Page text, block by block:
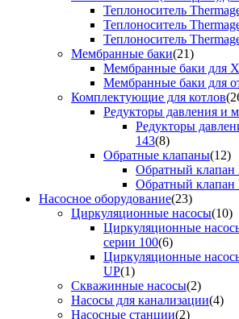
Теплоноситель
Теплоноситель
Теплоноситель
Мембранные баки(21)
Мембранные баки для
Мембранные баки для
Комплектующие для котлов
Редукторы давления и
Редукторы
143(8)
Обратные клапаны(12)
Обратный
Обратный клапан
Насосное оборудование(23)
Циркуляционные насосы(10)
Циркуляционные
серии 100(6)
Циркуляционные
UP(1)
Скважинные насосы(2)
Насосы для канализации(4)
Насосные станции(2)